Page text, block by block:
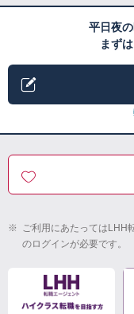
平日夜
まず
※ ご利用にあたってはLHH
のログインが必要です。